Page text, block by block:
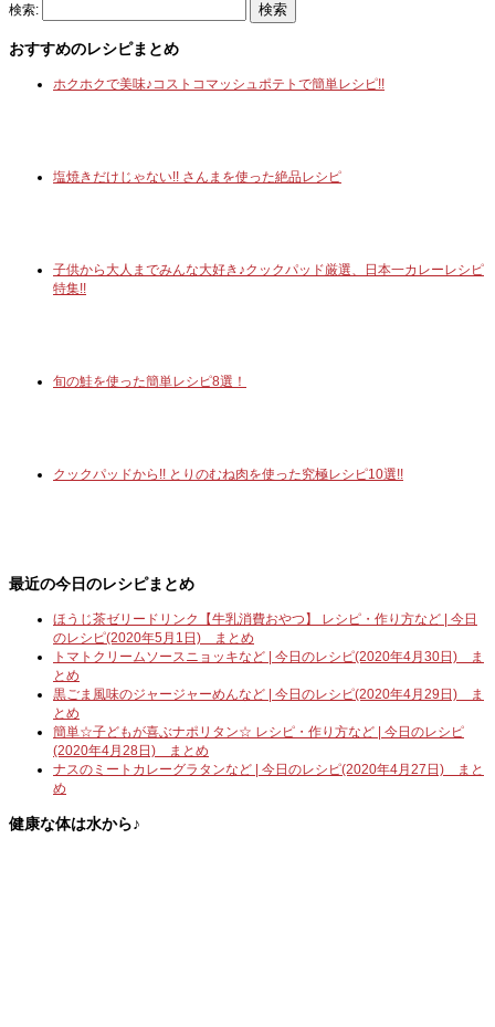
検索:
おすすめのレシピまとめ
ホクホクで美味♪コストコマッシュポテトで簡単レシピ!!
塩焼きだけじゃない!! さんまを使った絶品レシピ
子供から大人までみんな大好き♪クックパッド厳選、日本一カレーレシピ
特集!!
旬の鮭を使った簡単レシピ8選！
クックパッドから!! とりのむね肉を使った究極レシピ10選!!
最近の今日のレシピまとめ
ほうじ茶ゼリードリンク【牛乳消費おやつ】 レシピ・作り方など | 今日
のレシピ(2020年5月1日) まとめ
トマトクリームソースニョッキなど | 今日のレシピ(2020年4月30日) ま
とめ
黒ごま風味のジャージャーめんなど | 今日のレシピ(2020年4月29日) ま
とめ
簡単☆子どもが喜ぶナポリタン☆ レシピ・作り方など | 今日のレシピ
(2020年4月28日) まとめ
ナスのミートカレーグラタンなど | 今日のレシピ(2020年4月27日) まと
め
健康な体は水から♪